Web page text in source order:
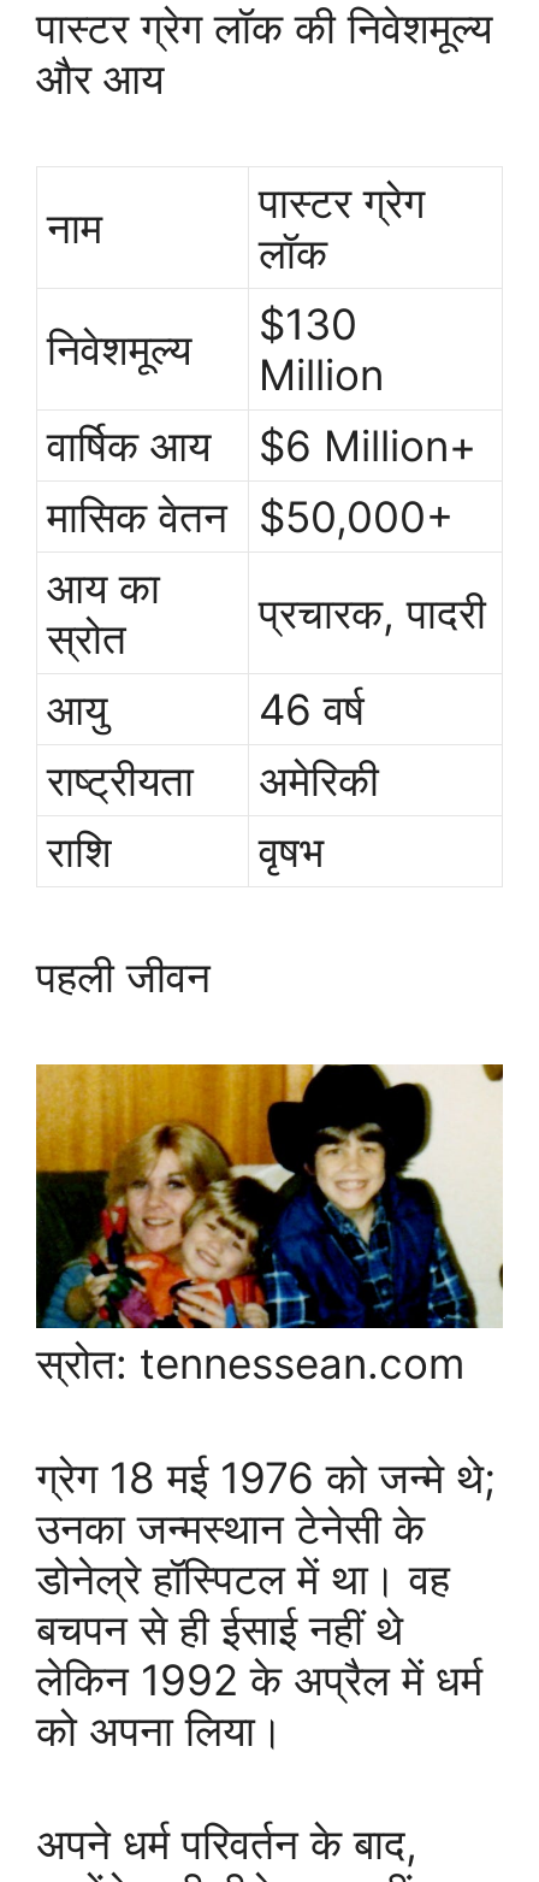
पास्टर ग्रेग लॉक की निवेशमूल्य
और आय
नाम
पास्टर ग्रेग
लॉक
निवेशमूल्य
$130
Million
वार्षिक आय
$6 Million+
मासिक वेतन
$50,000+
आय का
स्रोत
प्रचारक, पादरी
आयु
46 वर्ष
राष्ट्रीयता
अमेरिकी
राशि
वृषभ
पहली जीवन
स्रोत: tennessean.com
ग्रेग 18 मई 1976 को जन्मे थे;
उनका जन्मस्थान टेनेसी के
डोनेल्रे हॉस्पिटल में था। वह
बचपन से ही ईसाई नहीं थे
लेकिन 1992 के अप्रैल में धर्म
को अपना लिया।
अपने धर्म परिवर्तन के बाद,